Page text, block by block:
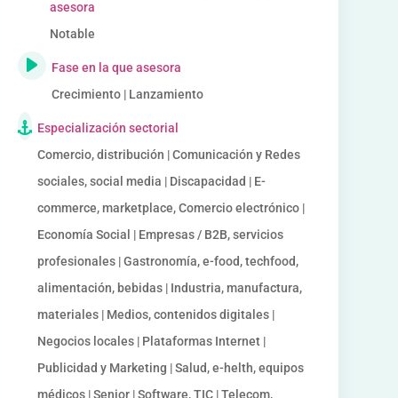
asesora
Notable
Fase en la que asesora
Crecimiento | Lanzamiento
Especialización sectorial
Comercio, distribución | Comunicación y Redes
sociales, social media | Discapacidad | E-
commerce, marketplace, Comercio electrónico |
Economía Social | Empresas / B2B, servicios
profesionales | Gastronomía, e-food, techfood,
alimentación, bebidas | Industria, manufactura,
materiales | Medios, contenidos digitales |
Negocios locales | Plataformas Internet |
Publicidad y Marketing | Salud, e-helth, equipos
médicos | Senior | Software, TIC | Telecom,